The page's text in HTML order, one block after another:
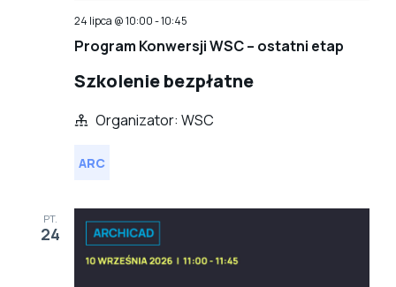
24 lipca @ 10:00-10:45
Program Konwersji WSC – ostatni etap
Szkolenie bezpłatne
Organizator: WSC
ARC
PT.
24